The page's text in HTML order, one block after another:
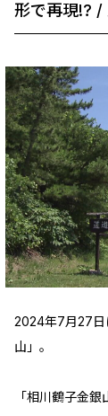
形で再現!? /
2024年7月27日
山」。
「相川鶴子金